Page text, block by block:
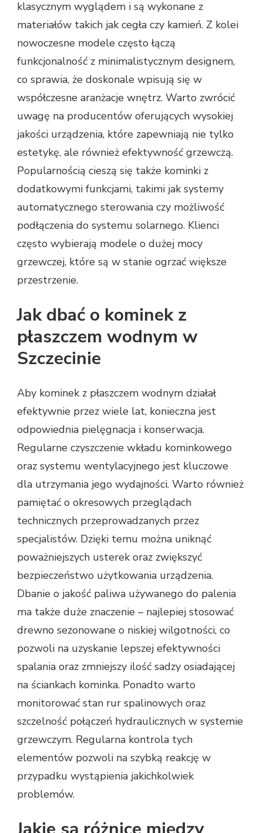
klasycznym wyglądem i są wykonane z
materiałów takich jak cegła czy kamień. Z kolei
nowoczesne modele często łączą
funkcjonalność z minimalistycznym designem,
co sprawia, że doskonale wpisują się w
współczesne aranżacje wnętrz. Warto zwrócić
uwagę na producentów oferujących wysokiej
jakości urządzenia, które zapewniają nie tylko
estetykę, ale również efektywność grzewczą.
Popularnością cieszą się także kominki z
dodatkowymi funkcjami, takimi jak systemy
automatycznego sterowania czy możliwość
podłączenia do systemu solarnego. Klienci
często wybierają modele o dużej mocy
grzewczej, które są w stanie ogrzać większe
przestrzenie.
Jak dbać o kominek z
płaszczem wodnym w
Szczecinie
Aby kominek z płaszczem wodnym działał
efektywnie przez wiele lat, konieczna jest
odpowiednia pielęgnacja i konserwacja.
Regularne czyszczenie wkładu kominkowego
oraz systemu wentylacyjnego jest kluczowe
dla utrzymania jego wydajności. Warto również
pamiętać o okresowych przeglądach
technicznych przeprowadzanych przez
specjalistów. Dzięki temu można uniknąć
poważniejszych usterek oraz zwiększyć
bezpieczeństwo użytkowania urządzenia.
Dbanie o jakość paliwa używanego do palenia
ma także duże znaczenie – najlepiej stosować
drewno sezonowane o niskiej wilgotności, co
pozwoli na uzyskanie lepszej efektywności
spalania oraz zmniejszy ilość sadzy osiadającej
na ściankach kominka. Ponadto warto
monitorować stan rur spalinowych oraz
szczelność połączeń hydraulicznych w systemie
grzewczym. Regularna kontrola tych
elementów pozwoli na szybką reakcję w
przypadku wystąpienia jakichkolwiek
problemów.